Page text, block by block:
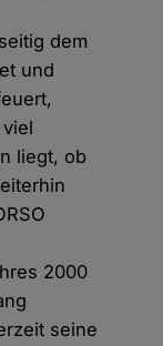
dem
und
liegt, ob
2000
seine